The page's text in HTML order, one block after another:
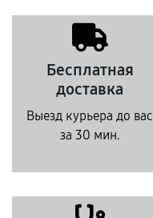
Бесплатная
доставка
Выезд курьера до вас
за 30 мин.